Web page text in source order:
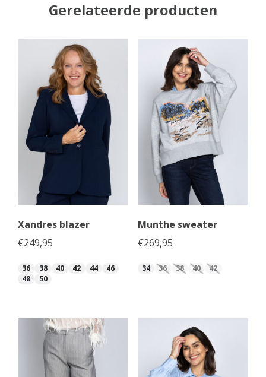
Gerelateerde producten
Xandres blazer
€249,95
36 38 40 42 44
46
48
50
Munthe sweater
€269,95
34 36 38 40 42